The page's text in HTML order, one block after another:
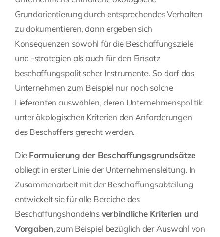
Grundorientierung durch entsprechendes Verhalten
zu dokumentieren, dann ergeben sich
Konsequenzen sowohl für die Beschaffungsziele
und -strategien als auch für den Einsatz
beschaffungspolitischer Instrumente. So darf das
Unternehmen zum Beispiel nur noch solche
Lieferanten auswählen, deren Unternehmenspolitik
unter ökologischen Kriterien den Anforderungen
des Beschaffers gerecht werden.
Die Formulierung der Beschaffungsgrundsätze
obliegt in erster Linie der Unternehmensleitung. In
Zusammenarbeit mit der Beschaffungsabteilung
entwickelt sie für alle Bereiche des
Beschaffungshandelnsverbindliche Kriterien und
Vorgaben, zum Beispiel bezüglich der Auswahl von